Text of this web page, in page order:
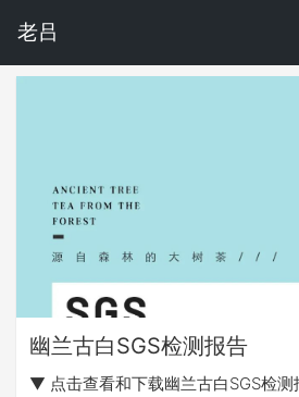
老吕
幽兰古白SGS检测报告
▼ 点击查看和下载幽兰古白SGS检测